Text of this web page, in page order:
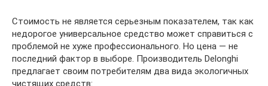
Стоимость не является серьезным показателем, так как
недорогое универсальное средство может справиться с
проблемой не хуже профессионального. Но цена — не
последний фактор в выборе. Производитель Delonghi
предлагает своим потребителям два вида экологичных
чистящих средств: